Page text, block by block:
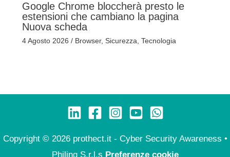
Google Chrome bloccherà presto le
estensioni che cambiano la pagina
Nuova scheda
4 Agosto 2026 / Browser, Sicurezza Tecnologia
Copyright © 2026 prothect.it - Cyber Security Awareness •
Philing S.r.l.s Preferenze cookie